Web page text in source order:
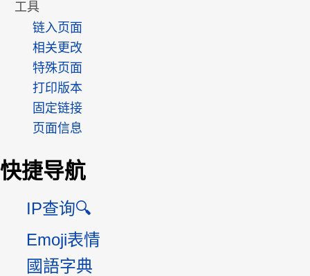
工具
链入页面
相关更改
特殊页面
打印版本
固定链接
页面信息
快捷导航
IP查询🔍
Emoji表情
國語字典